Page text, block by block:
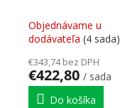
Objednávame u
dodávateľa (4 sada)
€343,74 bez DPH
€422,80 / sada
Do košíka